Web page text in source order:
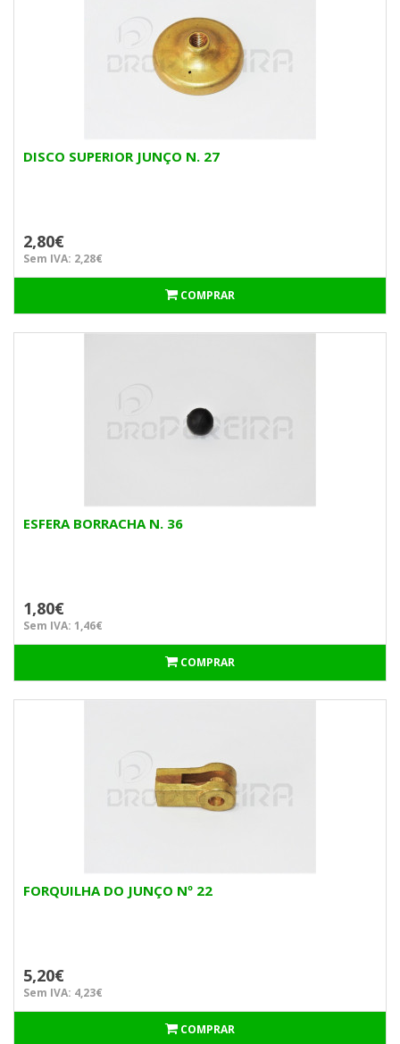
DISCO SUPERIOR JUNÇO N. 27
2,80€
Sem IVA: 2,28€
COMPRAR
ESFERA BORRACHA N. 36
1,80€
Sem IVA: 1,46€
COMPRAR
FORQUILHA DO JUNÇO Nº 22
5,20€
Sem IVA: 4,23€
COMPRAR